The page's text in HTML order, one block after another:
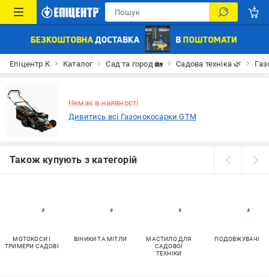
Епіцентр К Каталог Сад та город 🏡 Садова техніка 🌿
Немає в наявності
Дивитись всі Газонокосарки GTM
Також купують з категорій
МОТОКОСИ І
ТРИМЕРИ САДОВІ
ВІНИКИ ТА МІТЛИ
МАСТИЛО ДЛЯ
САДОВОЇ
ТЕХНІКИ
ПОДОВЖУВАЧІ